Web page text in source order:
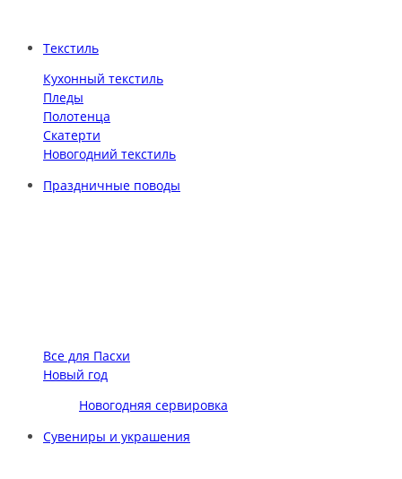
Текстиль
Кухонный текстиль
Пледы
Полотенца
Скатерти
Новогодний текстиль
Праздничные поводы
Все для Пасхи
Новый год
Новогодняя сервировка
Сувениры и украшения